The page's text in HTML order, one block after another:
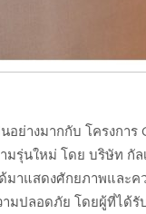
อย่างมากกับ โครงกา
มรุ่นใหม่ โดย บริษัท กั
าแสดงศักยภาพและค
มปลอดภัย โดยผู้ที่ได้รั